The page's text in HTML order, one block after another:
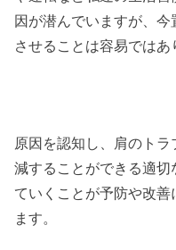
因が潜んでいますが、
させることは容易ではあ
原因を認知し、肩のト
減することができる適
ていくことが予防や改
ます。